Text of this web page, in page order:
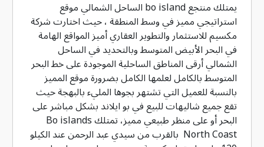
يمتلك منتجع bo island الساحل الشمالي موقع
استراتيجي مميز في وسط المنطقة ، حيث اختارت شركة
مكسيم للاستثمار والتطوير العقاري أميز المواقع الهامة
في البحر الأبيض المتوسط وبالتحديد في الساحل
الشمالي أرقى المناطق الساحلية الموجودة على خط البحر
المتوسط بالكامل لعلمها الكامل بضرورة موقع المميز
بالنسبة للعميل التي تشتهر بجوها المليء بالبهجة حيث
تقع جميع شاليهات للبيع في بو ايلاند بشكل مباشر على
البحر أو على منظر طبيعي مميز، تمتلك Bo islands
North Coast بالقرب من سيدي عبد الرحمن عند الكيلو